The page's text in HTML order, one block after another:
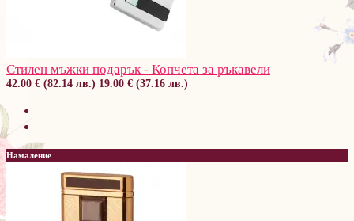
Стилен мъжки подарък - Копчета за ръкавели
42.00 € (82.14 лв.) 19.00 € (37.16 лв.)
Намаление